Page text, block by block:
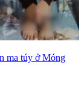
ma túy ở Móng